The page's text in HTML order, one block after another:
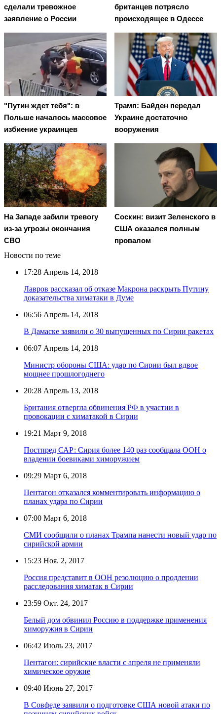
сделали тревожное
заявление о России
британцев потрясло
происходящее в Одессе
"Путин ждет тебя": в
Польше началось массовое
избиение украинцев
Трамп: Байден передал
Украине достаточно
вооружения
На Западе забили тревогу
из-за угрозы окончания
СВО
Соскин: визит Зеленского в
США оказался полным
провалом
Новости по теме
17:28 Апрель 14, 2018
Лавров рассказал об отказе Макрона раскрыть Путину
доказательства химатаки в Думе
06:56 Апрель 14, 2018
В Дамаске заявили о 30 выпущенных по Сирии ракетах
06:07 Апрель 14, 2018
Министр обороны США: удар по Сирии был вдвое
мощнее прошлогоднего
20:28 Апрель 13, 2018
Британия отвергла обвинения РФ в участии в
провокации с химатакой в Сирии
19:21 Март 9, 2018
Постпред САР: Сирия более 140 раз сообщала ООН о
владении боевиками химоружием
09:29 Март 6, 2018
Пентагон отказался комментировать информацию о
планах удара по Сирии
07:00 Март 6, 2018
СМИ сообщили о планах Трампа нанести новый удар по
сирийской армии
15:23 Ноя. 2, 2017
Россия представит в ООН резолюцию о продлении
расследования химатак в Сирии
23:59 Окт. 24, 2017
Белый дом обвинил Россию в поддержке применения
химоружия в Сирии
06:42 Июль 23, 2017
Пентагон: сирийские власти с апреля не применяли
химическое оружие
09:40 Июнь 27, 2017
В Совфеде заявили о подготовке США новой атаки по